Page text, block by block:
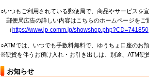
○いつもご利用されている郵便局で、商品やサービスを
郵便局広告の詳しい内容はこちらのホームページをご
（ https://www.jp-comm.jp/showshop.php?CD=741850
○ATMでは、いつでも手数料無料で、ゆうちょ口座のお
※硬貨を伴うお預け入れ・お引き出しは、別途、ATM硬
お知らせ